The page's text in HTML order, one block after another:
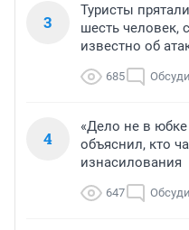
3
Туристы
шесть человек,
известно об
685
4
«Дело не в
объяснил, кто
изнасилования
647